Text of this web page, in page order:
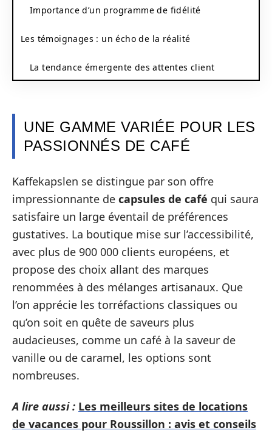
Importance d’un programme de fidélité
Les témoignages : un écho de la réalité
La tendance émergente des attentes client
UNE GAMME VARIÉE POUR LES
PASSIONNÉS DE CAFÉ
Kaffekapslen se distingue par son offre
impressionnante de capsules de café qui saura
satisfaire un large éventail de préférences
gustatives. La boutique mise sur l’accessibilité,
avec plus de 900 000 clients européens, et
propose des choix allant des marques
renommées à des mélanges artisanaux. Que
l’on apprécie les torréfactions classiques ou
qu’on soit en quête de saveurs plus
audacieuses, comme un café à la saveur de
vanille ou de caramel, les options sont
nombreuses.
A lire aussi : Les meilleurs sites de locations
de vacances pour Roussillon : avis et conseils